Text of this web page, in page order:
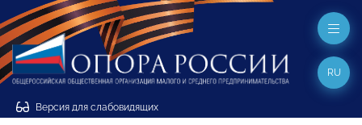
Версия для слабовидящих
RU